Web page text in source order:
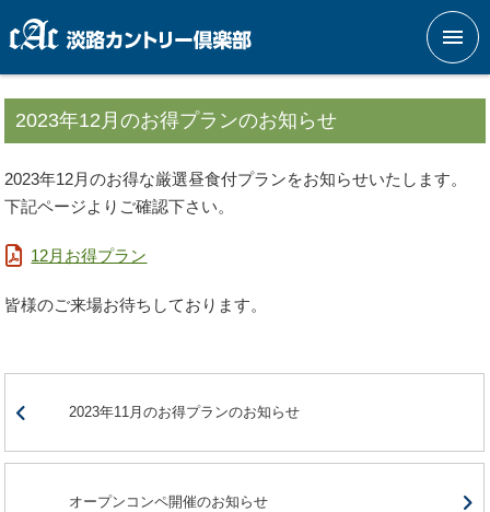
メニ
2023年12月のお得プランのお知らせ
2023年12月のお得な厳選昼食付プランをお知らせいたします。
下記ページよりご確認下さい。
12月お得プラン
皆様のご来場お待ちしております。
2023年11月のお得プランのお知らせ
オープンコンペ開催のお知らせ